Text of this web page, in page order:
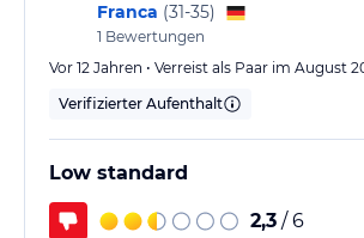
Franca (31-35)
1 Bewertungen
Vor 12 Jahren • Verreist als Paar im August
Verifizierter Aufenthalt
Low standard
2,3 / 6